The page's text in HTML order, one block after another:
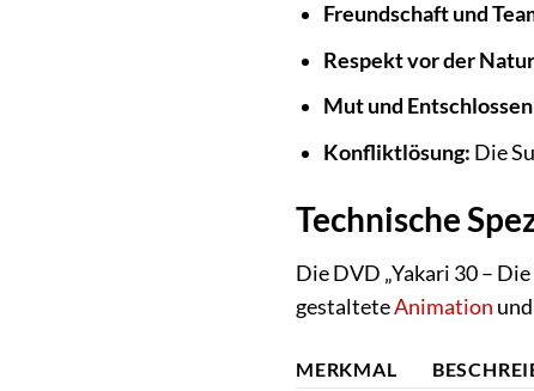
Freundschaft und
Respekt vor der
Mut und
Konfliktlösung: Die
Technische
Die DVD „Yakari 30 –
gestalteteAnimation
MERKMAL